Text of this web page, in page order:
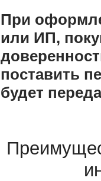
При
или ИП,
поставить
будет